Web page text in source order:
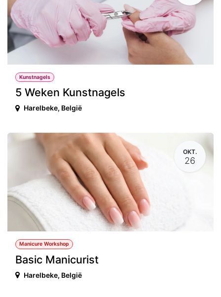
Kunstnagels
5 Weken Kunstnagels
Harelbeke, België
OKT.
26
Manicure Workshop
Basic Manicurist
Harelbeke, België